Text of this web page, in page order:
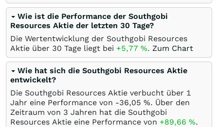
Wie ist die Performance der Southgobi
Resources Aktie der letzten 30 Tage?
Die Wertentwicklung der Southgobi Resources
Aktie über 30 Tage liegt bei +5,77 %. Zum Chart
Wie hat sich die Southgobi Resources Aktie
entwickelt?
Die Southgobi Resources Aktie verbucht über 1
Jahr eine Performance von -36,05 %. Über den
Zeitraum von 3 Jahren hat die Southgobi
Resources Aktie eine Performance von +89,66 %.